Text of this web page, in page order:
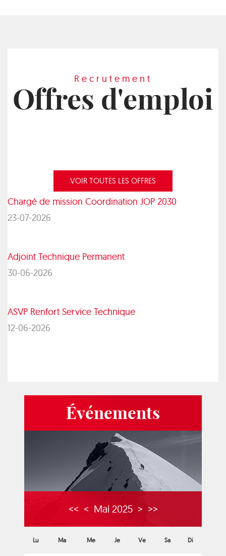
Recrutement
Offres d'emploi
VOIR TOUTES LES OFFRES
Chargé de mission Coordination JOP 2030
23-07-2026
Adjoint Technique Permanent
30-06-2026
ASVP Renfort Service Technique
12-06-2026
Événements
<< < Mai 2025 > >>
Lu Ma Me Je Ve Sa Di